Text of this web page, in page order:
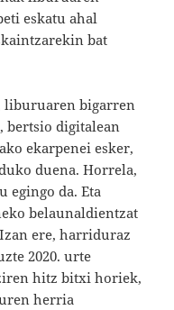
eskatu ahal
bat
liburuaren bigarren
bertsio digitalean
ekarpenei esker,
duena. Horrela,
egingo da. Eta
belaunaldientzat
ere, harriduraz
2020. urte
hitz bitxi horiek,
herria